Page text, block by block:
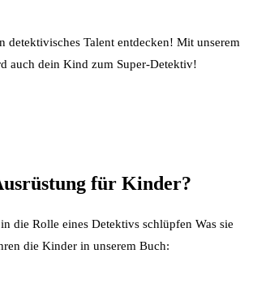
Talent entdecken! Mit unserem
auch dein Kind zum Super-Detektiv!
für Kinder?
die Rolle eines Detektivs schlüpfen Was sie
die Kinder in unserem Buch: